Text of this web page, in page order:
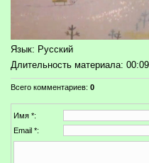
Язык: Русский
Длительность материала:
Всего комментариев: 0
Имя *:
Email *: